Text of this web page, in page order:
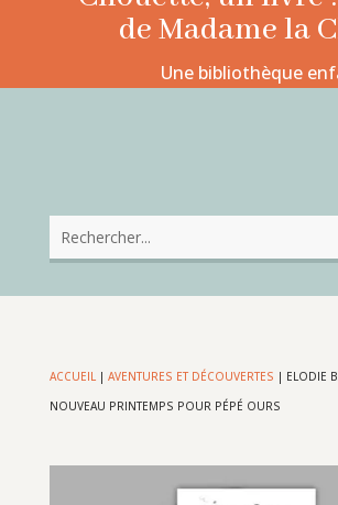
de Madame la
Une bibliothèque
ACCUEIL| AVENTURES ET DÉCOUVERTES | ELODIE
NOUVEAU PRINTEMPS POUR PÉPÉ OURS